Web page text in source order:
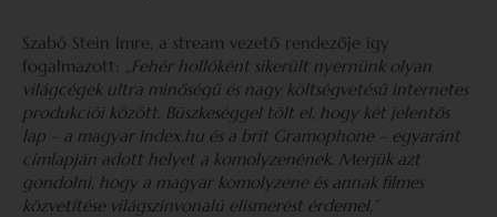
Szabó Stein Imre, a stream vezető rendezője így
fogalmazott:
„Fehér hollóként sikerült nyernünk olyan
világcégek ultra minőségű és nagy költségvetésű internetes
produkciói között. Büszkeséggel tölt el, hogy két jelentős
lap – a magyar Index.hu és a brit Gramophone – egyaránt
címlapján adott helyet a komolyzenének. Merjük azt
gondolni, hogy a magyar komolyzene és annak filmes
közvetítése világszínvonalú elismerést érdemel.”